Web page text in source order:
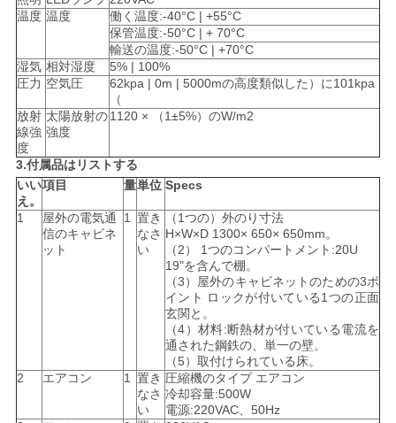
求
し
な
さ
い
温度 温度
働く温度:-40°C | +55°C
保管温度:-50°C | + 70°C
輸送の温度:-50°C | +70°C
湿気 相対湿度
5% | 100%
圧力 空気圧
62kpa | 0m | 5000mの高度類似した）に101kpa
（
放射
線強
度
太陽放射の
強度
1120 × （1±5%）のW/m2
3.付属品はリストする
いい
え。
項目 量単位 Specs
1
屋外の電気通
信のキャビネ
ット
1 置き
なさ
い
（1つの） 外のり寸法
H×W×D 1300× 650× 650mm。
（2）
1つのコンパートメント:20U
19"を含んで棚。
（3）屋外のキャビネットのための3ポ
イント ロックが付いている1つの正面
玄関と。
（4）材料:断熱材が付いている電流を
通された鋼鉄の、単一の壁。
（5）取付けられている床。
2
エアコン 1 置き
なさ
い
圧縮機のタイプ エアコン
冷却容量:500W
電源:220VAC、50Hz